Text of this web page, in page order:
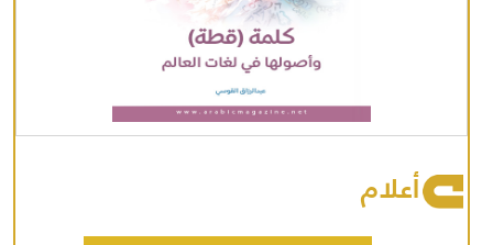
أعلام